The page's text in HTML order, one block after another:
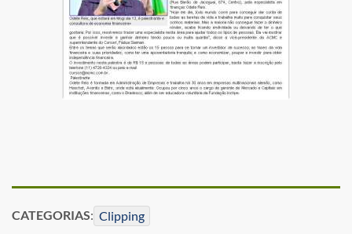
CATEGORIAS: Clipping